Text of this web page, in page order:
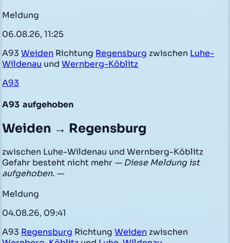
Meldung
06.08.26, 11:25
A93Weiden Richtung Regensburg zwischen Luhe-
Wildenau undWernberg-Köblitz
A93
A93 aufgehoben
Weiden → Regensburg
zwischen Luhe-Wildenau und Wernberg-Köblitz
Gefahr besteht nicht mehr — Diese Meldung ist
aufgehoben. —
Meldung
04.08.26, 09:41
A93 Regensburg RichtungWeiden zwischen